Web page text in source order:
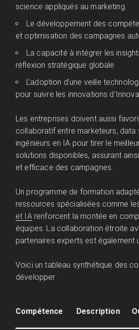
science appliqués au marketing.
Le développement des
et optimisation des campagnes
La capacité à intégrer les
réflexion stratégique globale.
L’adoption d’une veille
pour suivre les innovations
Les entreprises doivent aussi
collaboratif entre marketeurs, data
ingénieurs en IA pour tirer le
solutions disponibles, assurant
et efficace des campagnes.
Un programme de formation
ressources spécialisées comme
et IArenforcent la montée en
équipes. La collaboration étroite
partenaires experts est également
Voici un tableau synthétique des
développer :
Compétence Description